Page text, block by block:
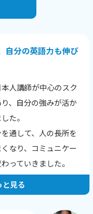
レッ
語に
ま
。
ッス
り、
うれ
とて
自分の英語力も伸び
人講師が中心のスク
、自分の強みが活か
た。
通して、人の長所を
なり、コミュニケー
っていきました。
く気がつきますが、
と見る